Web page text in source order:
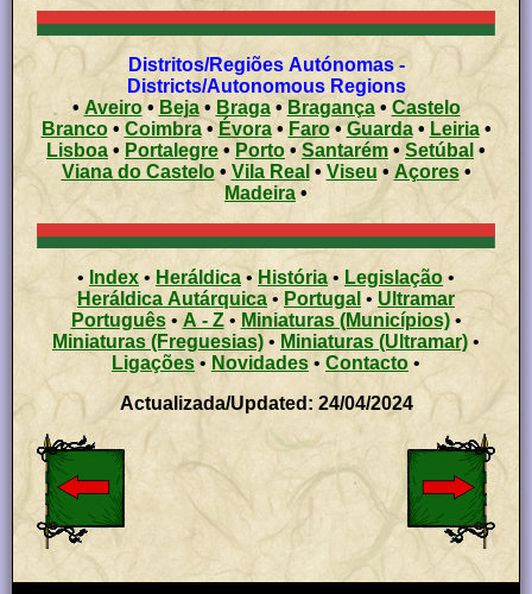
Distritos/Regiões Autónomas -
Districts/Autonomous Regions
• Aveiro• Beja• Braga•Bragança• Castelo
Branco•Coimbra•Évora• Faro•Guarda• Leiria•
Lisboa • Portalegre •Porto •Santarém• Setúbal •
Viana do Castelo• Vila Real • Viseu • Açores •
Madeira •
• Index • Heráldica •História • Legislação •
Heráldica Autárquica • Portugal • Ultramar
Português• A - Z• Miniaturas (Municípios)•
Miniaturas (Freguesias) • Miniaturas (Ultramar) •
Ligações • Novidades • Contacto •
Actualizada/Updated: 24/04/2024